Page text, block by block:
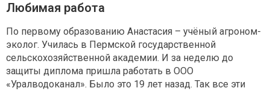
Любимая работа
По первому образованию Анастасия – учёный агроном-
эколог. Училась в Пермской государственной
сельскохозяйственной академии. И за неделю до
защиты диплома пришла работать в ООО
«Уралводоканал». Было это 19 лет назад. Так все эти